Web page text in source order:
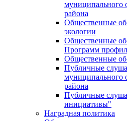
муниципального
района
Общественные
экологии
Общественные
Программ
Общественные
Публичные
муниципального
района
Публичные
инициативы"
Наградная политика